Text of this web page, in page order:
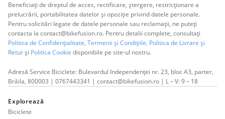
Beneficiați de dreptul de acces, rectificare, ștergere, restricționare a
prelucrării, portabilitatea datelor și opoziție privind datele personale.
Pentru solicitări legate de datele personale sau reclamații, ne puteți
contacta la contact@bikefusion.ro. Pentru detalii complete, consultați
Politica de Confidențialitate, Termenii și Condițiile, Politica de Livrare și
Returși Politica Cookie disponibile pe site-ul nostru.
Adresă Service Biciclete: Bulevardul Independenței nr. 23, bloc A3, parter,
Brăila, 800003 | 0767443341 | contact@bikefusion.ro | L – V: 9 – 18
Explorează
Biciclete